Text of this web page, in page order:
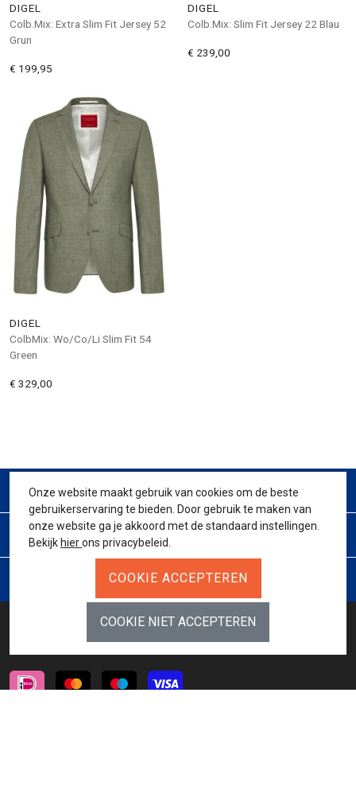
DIGEL
Colb.Mix: Extra Slim Fit Jersey 52
Grun
€ 199,95
DIGEL
Colb.Mix: Slim Fit Jersey 22 Blau
€ 239,00
DIGEL
ColbMix: Wo/Co/Li Slim Fit 54
Green
€ 329,00
CONTACT
KLANTENSERVICE
Onze website maakt gebruik van cookies om de beste
gebruikerservaring te bieden. Door gebruik te maken van
onze website ga je akkoord met de standaard instellingen.
Bekijk hierons privacybeleid.